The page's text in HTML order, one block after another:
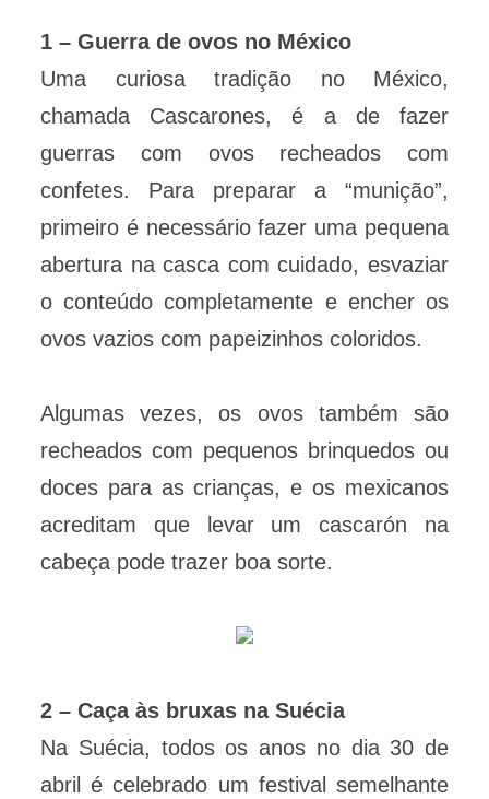
1 – Guerra de ovos no México
Uma curiosa tradição no México,
chamada Cascarones, é a de fazer
guerras com ovos recheados com
confetes. Para preparar a “munição”,
primeiro é necessário fazer uma pequena
abertura na casca com cuidado, esvaziar
o conteúdo completamente e encher os
ovos vazios com papeizinhos coloridos.
Algumas vezes, os ovos também são
recheados com pequenos brinquedos ou
doces para as crianças, e os mexicanos
acreditam que levar um cascarón na
cabeça pode trazer boa sorte.
2 – Caça às bruxas na Suécia
Na Suécia, todos os anos no dia 30 de
abril é celebrado um festival semelhante